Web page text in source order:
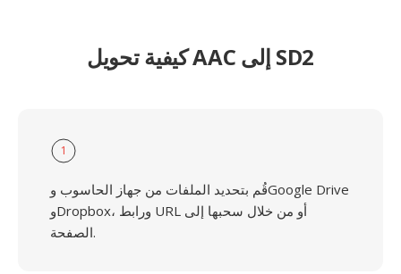
كيفية تحويل AAC إلى SD2
1
قُم بتحديد الملفات من جهاز الحاسوب وGoogle Drive
وDropbox، ورابط URL أو من خلال سحبها إلى
الصفحة.